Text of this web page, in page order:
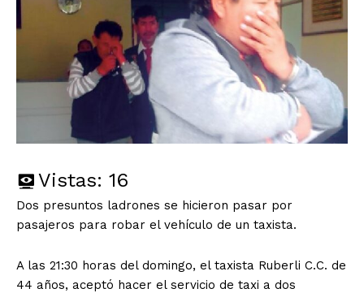
Vistas: 16
Dos presuntos ladrones se hicieron pasar por
pasajeros para robar el vehículo de un taxista.
A las 21:30 horas del domingo, el taxista Ruberli C.C. de
44 años, aceptó hacer el servicio de taxi a dos